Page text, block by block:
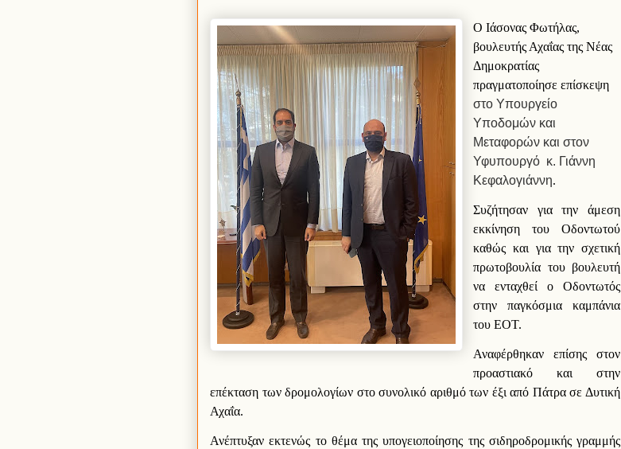
O Ιάσονας Φωτήλας,
βουλευτής Αχαΐας της Νέας
Δημοκρατίας
πραγματοποίησε επίσκεψη
στο Υπουργείο
Υποδομών και
Μεταφορών και στον
Υφυπουργό κ. Γιάννη
Κεφαλογιάννη.
Συζήτησαν για την άμεση
εκκίνηση του Οδοντωτού
καθώς και για την σχετική
πρωτοβουλία του βουλευτή
να ενταχθεί ο Οδοντωτός
στην παγκόσμια καμπάνια
του ΕΟΤ.
Αναφέρθηκαν επίσης στον
προαστιακό και στην
επέκταση των δρομολογίων στο συνολικό αριθμό των έξι από Πάτρα σε Δυτική
Αχαΐα.
Ανέπτυξαν εκτενώς το θέμα της υπογειοποίησης της σιδηροδρομικής γραμμής